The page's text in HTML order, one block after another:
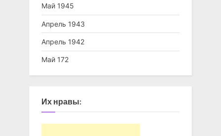
Май 1945
Апрель 1943
Апрель 1942
Май 172
Их нравы: